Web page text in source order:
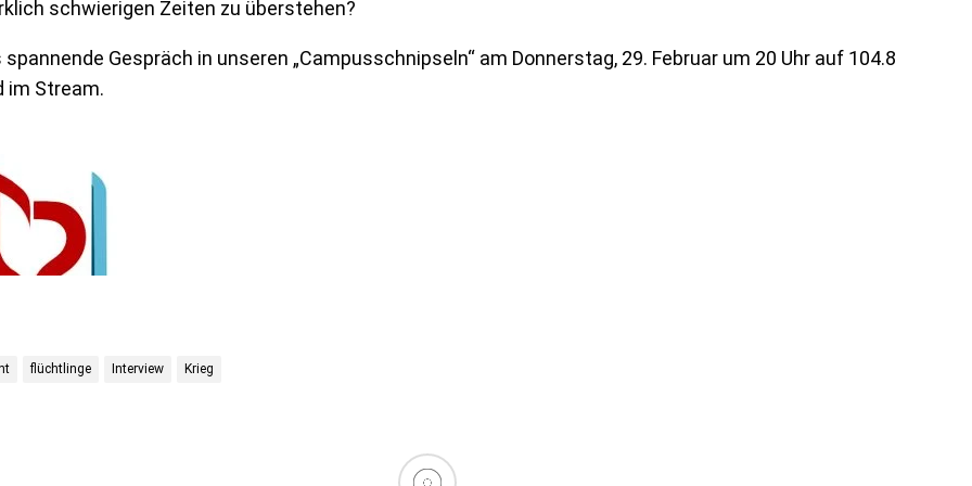
schwierigen Zeiten zu überstehen?
Gespräch in unseren „Campusschnipseln“ am Donnerstag, 29. Februar um 20 Uhr auf 104.8
im Stream.
flüchtlinge Interview Krieg